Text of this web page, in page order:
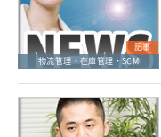
記事
物流管理・在庫管理・SCM